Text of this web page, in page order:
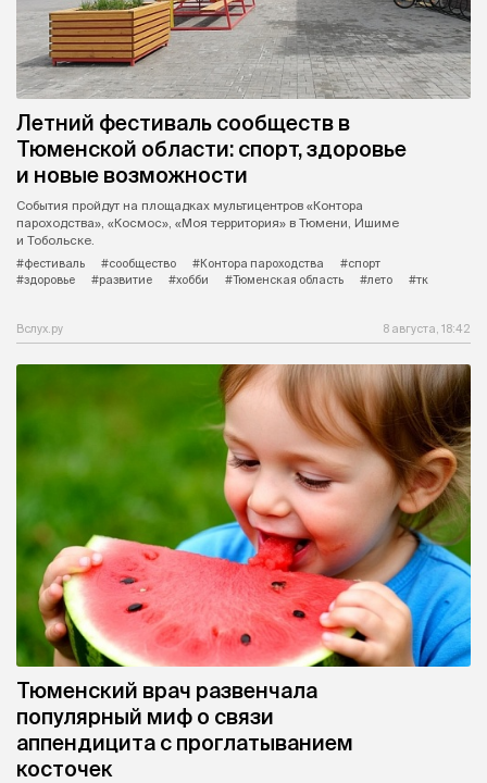
Летний фестиваль сообществ в
Тюменской области: спорт, здоровье
и новые возможности
События пройдут на площадках мультицентров «Контора
пароходства», «Космос», «Моя территория» в Тюмени, Ишиме
и Тобольске.
#фестиваль
#сообщество #Контора пароходства
#спорт
#здоровье
#развитие #хобби #Тюменская область #лето #тк
Вслух.ру 8 августа, 18:42
Тюменский врач развенчала
популярный миф о связи
аппендицита с проглатыванием
косточек